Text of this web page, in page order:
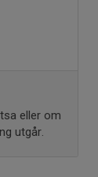
eller om
utgår.